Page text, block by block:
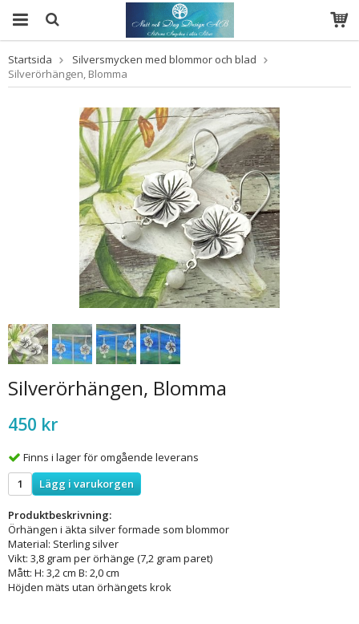
Startsida
Silversmycken med blommor och blad
Silverörhängen, Blomma
Silverörhängen, Blomma
450 kr
Finns i lager för omgående leverans
Lägg i varukorgen
Produktbeskrivning:
Örhängen i äkta silver formade som blommor
Material: Sterling silver
Vikt: 3,8 gram per örhänge (7,2 gram paret)
Mått: H: 3,2 cm B: 2,0 cm
Höjden mäts utan örhängets krok